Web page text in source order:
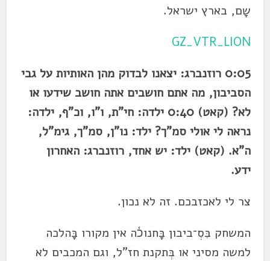
שָם, בארץ ישראל.
GZ_VTR_LION
0:05 רוזנברג: יצאנו לבדוק מהן האותיות על גבי
הסביבון, מה אתם חושבים אתה חושב שידעו או
לא? (קאט) 0:40 ילדה: חי"ת, ו"ו, וכ"ף, ילדה:
נראה לי אולי סמ"ך? ילד: נו"ן, סמ"ך, גימ"ל,
ה"א. (קאט) ילד: יש אחד, רוזנברג: האחרון
ידע.
צר לי לאכזבכם. זה לא נכון.
המשחק בִּסְ־ביבון בָּחנוכ֫ה אין מקורו בָּהלכה
למשה מסיני או בְּתקנת חז"ל, וגם המכבים לא